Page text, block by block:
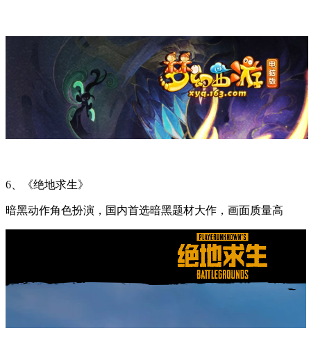
6、《绝地求生》
暗黑动作角色扮演，国内首选暗黑题材大作，画面质量高